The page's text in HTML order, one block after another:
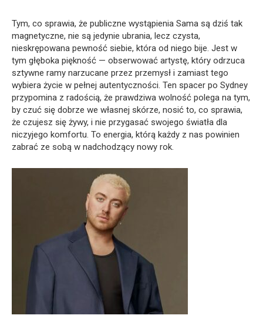
Tym, co sprawia, że publiczne wystąpienia Sama są dziś tak
magnetyczne, nie są jedynie ubrania, lecz czysta,
nieskrępowana pewność siebie, która od niego bije. Jest w
tym głęboka piękność — obserwować artystę, który odrzuca
sztywne ramy narzucane przez przemysł i zamiast tego
wybiera życie w pełnej autentyczności. Ten spacer po Sydney
przypomina z radością, że prawdziwa wolność polega na tym,
by czuć się dobrze we własnej skórze, nosić to, co sprawia,
że czujesz się żywy, i nie przygasać swojego światła dla
niczyjego komfortu. To energia, którą każdy z nas powinien
zabrać ze sobą w nadchodzący nowy rok.